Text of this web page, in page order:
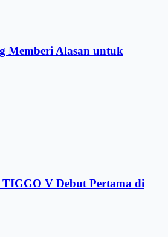
Memberi Alasan untuk
V Debut Pertama di